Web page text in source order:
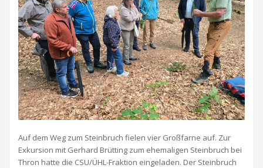
Auf dem Weg zum Steinbruch fielen vier Großfarne auf. Zur
Exkursion mit Gerhard Brütting zum ehemaligen Steinbruch bei
Thron hatte die CSU/ÜHL-Fraktion eingeladen. Der Steinbruch